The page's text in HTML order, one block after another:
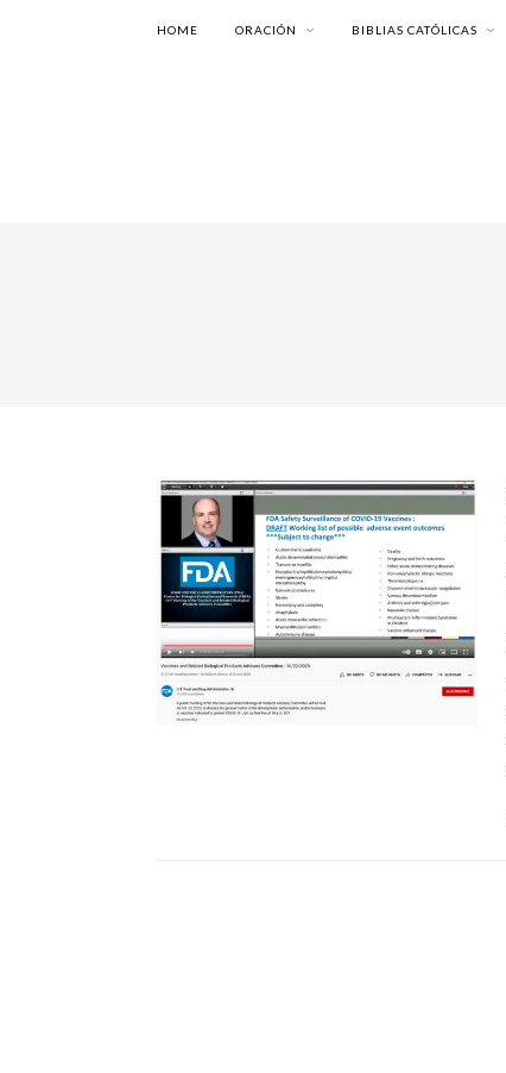
HOME ORACIÓN BIBLIAS CATÓLICAS